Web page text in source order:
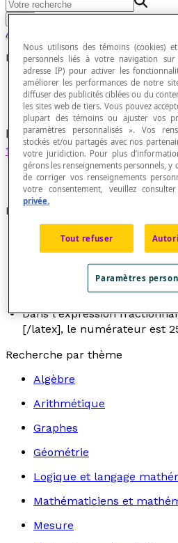
Arithmétique
Numérateur
Premier terme d'une
fractionnaire.
Exemples
Dans la fraction
numérateur est 4.
Dans l'expression
[latex]\dfrac{3x\space
Dans l'expression
[/latex], le numérateur est
Recherche par thème
Algèbre
Arithmétique
Graphes
Géométrie
Logique et langage
Mathématiciens et
Mesure
Nous utilisons des témoins (cookies)
personnels liés à votre navigation
adresse IP) pour activer les
améliorer les performances de notre
diffuser des publicités ciblées ou du
les sites web de tiers. Vous pouvez
plupart des témoins ou ajuster vos
paramètres personnalisés ». Vos
stockés et/ou partagés avec nos
votre juridiction. Pour plus
gérons les renseignements personnels, y
de corriger vos renseignements
votre consentement, veuillez
privée.
Tout refuser
Paramètres